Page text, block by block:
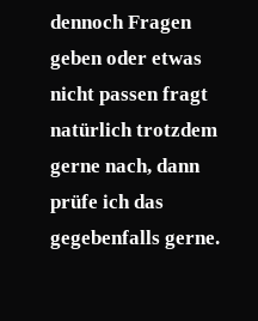
dennoch Fragen
geben oder etwas
nicht passen fragt
natürlich trotzdem
gerne nach, dann
prüfe ich das
gegebenfalls gerne.